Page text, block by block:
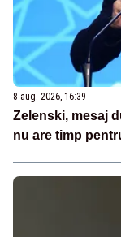
8 aug. 2026, 16:39
Zelenski, mesaj
nu are timp